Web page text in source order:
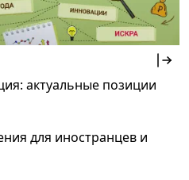
актуальные позиции
для иностранцев и